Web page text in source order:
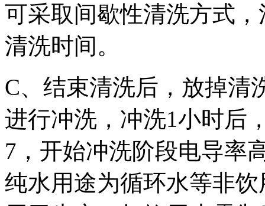
可采取间歇性清洗方式
清洗时间。
C、结束清洗后，放掉清
进行冲洗，冲洗1小时后
7，开始冲洗阶段电导率
纯水用途为循环水等非